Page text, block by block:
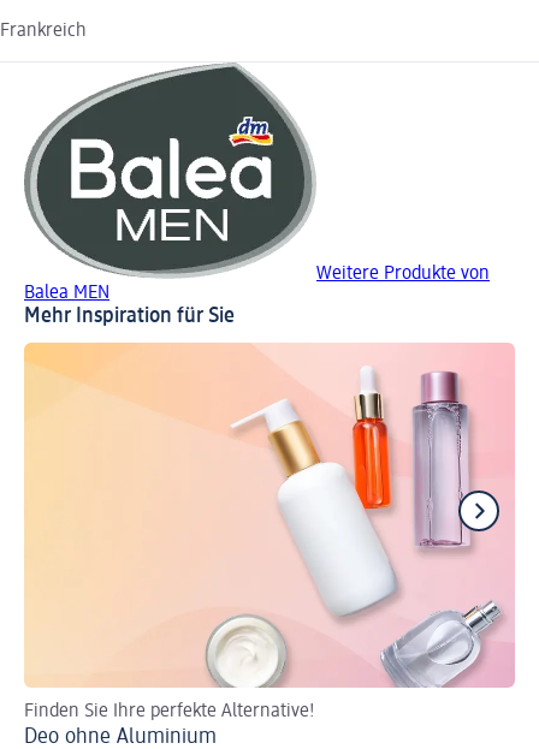
Frankreich
Weitere Produkte von
Balea MEN
Mehr Inspiration für Sie
Finden Sie Ihre perfekte Alternative!
Deo ohne Aluminium